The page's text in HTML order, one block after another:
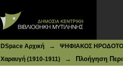
DSpace Αρχική → ΨΗΦΙΑΚΟΣ ΗΡΟΔΟΤΟΣ:
Χαραυγή (1910-1911)
→ Πλοήγηση